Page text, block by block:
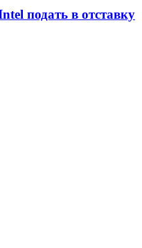
подать в отставку